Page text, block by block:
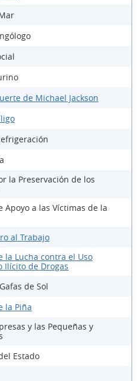
de Michael Jackson
la Preservación de los
Apoyo a las Víctimas de la
al Trabajo
la Lucha contra el Uso
Ilícito de Drogas
de Sol
la Piña
y las Pequeñas y
Estado